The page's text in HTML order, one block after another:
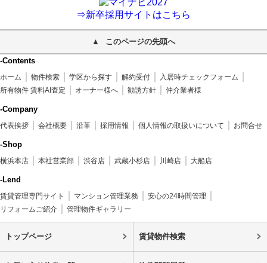
⇒新卒採用サイトはこちら
このページの先頭へ
-Contents
ホーム 物件検索 学区から探す 解約受付
入居時チェックフォーム
所有物件 賃料AI査定
オーナー様へ 勧誘方針 仲介業者様
-Company
代表挨拶 会社概要 沿革 採用情報 個人情報の取扱いについて お問合せ
-Shop
横浜本店 本社営業部 渋谷店 武蔵小杉店 川崎店 大船店
-Lend
賃貸管理専門サイト マンション管理業務
安心の24時間管理
リフォームご紹介
管理物件ギャラリー
トップページ 賃貸物件検索